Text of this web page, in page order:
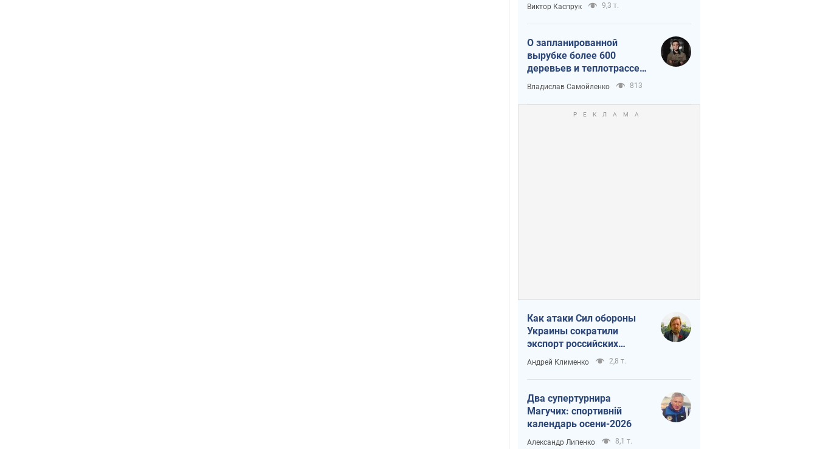
Виктор Каспрук 9,3 т.
О запланированной
вырубке более 600
деревьев и теплотрассе:
что происходит на
Теремках в Киеве
Владислав Самойленко 813
Как атаки Сил обороны
Украины сократили
экспорт российских
нефтепродуктов
Андрей Клименко 2,8 т.
Два супертурнира
Магучих: спортивній
календарь осени-2026
Александр Липенко 8,1 т.